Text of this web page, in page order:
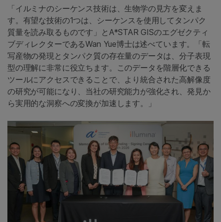
「イルミナのシーケンス技術は、生物学の見方を変えま
す。有望な技術の1つは、シーケンスを使用してタンパク
質量を読み取るものです」とA*STAR GISのエグゼクティ
ブディレクターであるWan Yue博士は述べています。「転
写産物の発現とタンパク質の存在量のデータは、分子表現
型の理解に非常に役立ちます。このデータを階層化できる
ツールにアクセスできることで、より統合された高解像度
の研究が可能になり、当社の研究能力が強化され、発見か
ら実用的な洞察への変換が加速します。」